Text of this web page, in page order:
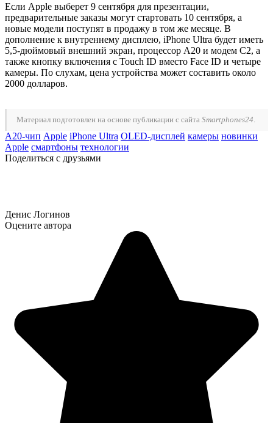
Если Apple выберет 9 сентября для презентации,
предварительные заказы могут стартовать 10 сентября, а
новые модели поступят в продажу в том же месяце. В
дополнение к внутреннему дисплею, iPhone Ultra будет иметь
5,5-дюймовый внешний экран, процессор A20 и модем C2, а
также кнопку включения с Touch ID вместо Face ID и четыре
камеры. По слухам, цена устройства может составить около
2000 долларов.
Материал подготовлен на основе публикации с сайта Smartphones24
A20-чип Apple iPhone Ultra OLED-дисплей камеры новинки
Apple смартфоны технологии
Поделиться с друзьями
Денис Логинов
Оцените автора